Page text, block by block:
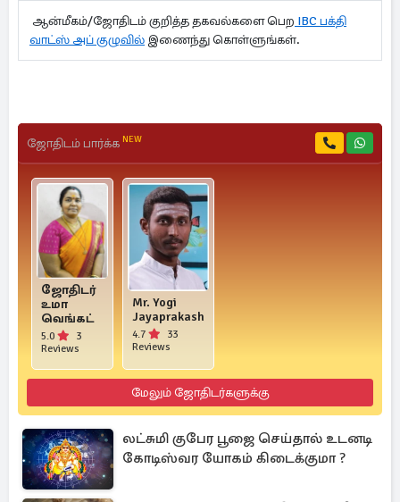
ஆன்மீகம்/ஜோதிடம் குறித்த தகவல்களை பெற IBC பக்தி
வாட்ஸ் அப் குழுவில் இணைந்து கொள்ளுங்கள்.
ஜோதிடம் பார்க்க NEW
ஜோதிடர்
உமா
வெங்கட்
5.0
3
Reviews
Mr. Yogi
Jayaprakash
4.7
33
Reviews
மேலும் ஜோதிடர்களுக்கு
லட்சுமி குபேர பூஜை செய்தால் உடனடி
கோடிஸ்வர யோகம் கிடைக்குமா ?